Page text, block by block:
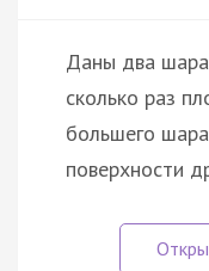
Даны два
сколько раз
большего
поверхности